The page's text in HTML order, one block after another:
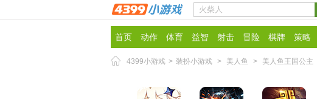
首页 动作 体育 益智 射击 冒险 棋牌 策略
4399小游戏 > 装扮小游戏 > 美人鱼 > 美人鱼王国公主